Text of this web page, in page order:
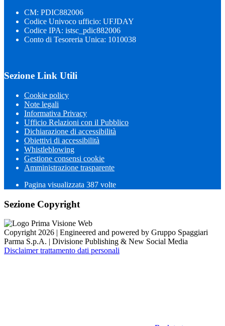
CM: PDIC882006
Codice Univoco ufficio: UFJDAY
Codice IPA: istsc_pdic882006
Conto di Tesoreria Unica: 1010038
Sezione Link Utili
Cookie policy
Note legali
Informativa Privacy
Ufficio Relazioni con il Pubblico
Dichiarazione di accessibilità
Obiettivi di accessibilità
Whistleblowing
Gestione consensi cookie
Amministrazione trasparente
Pagina visualizzata 387 volte
Sezione Copyright
Copyright 2026 | Engineered and powered by Gruppo Spaggiari
Parma S.p.A. | Divisione Publishing & New Social Media
Disclaimer trattamento dati personali